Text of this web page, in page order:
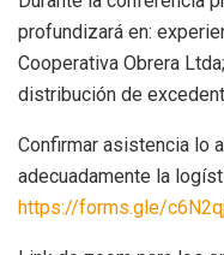
profundizará en:
Cooperativa Obrera
distribución de
Confirmar asistencia lo
adecuadamente la
https://forms.gle/